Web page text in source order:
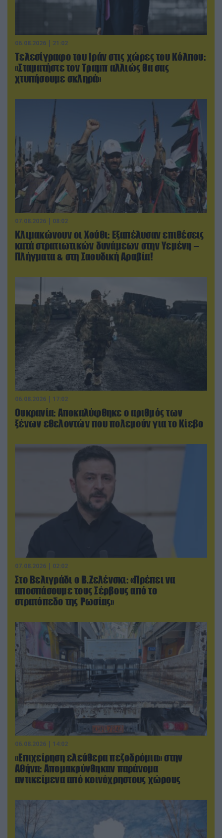
06.08.2026 | 21:02
Τελεσίγραφο του Ιράν στις χώρες του Κόλπου:
«Σταματήστε τον Τραμπ αλλιώς θα σας
χτυπήσουμε σκληρά»
07.08.2026 | 08:02
Κλιμακώνουν οι Χούθι: Eξαπέλυσαν επιθέσεις
κατά στρατιωτικών δυνάμεων στην Υεμένη –
Πλήγματα & στη Σαουδική Αραβία!
06.08.2026 | 17:02
Ουκρανία: Αποκαλύφθηκε ο αριθμός των
ξένων εθελοντών που πολεμούν για το Κίεβο
07.08.2026 | 02:02
Στο Βελιγράδι ο Β.Ζελένσκι: «Πρέπει να
αποσπάσουμε τους Σέρβους από το
στρατόπεδο της Ρωσίας»
06.08.2026 | 14:02
«Επιχείρηση ελεύθερα πεζοδρόμια» στην
Αθήνα: Απομακρύνθηκαν παράνομα
αντικείμενα από κοινόχρηστους χώρους